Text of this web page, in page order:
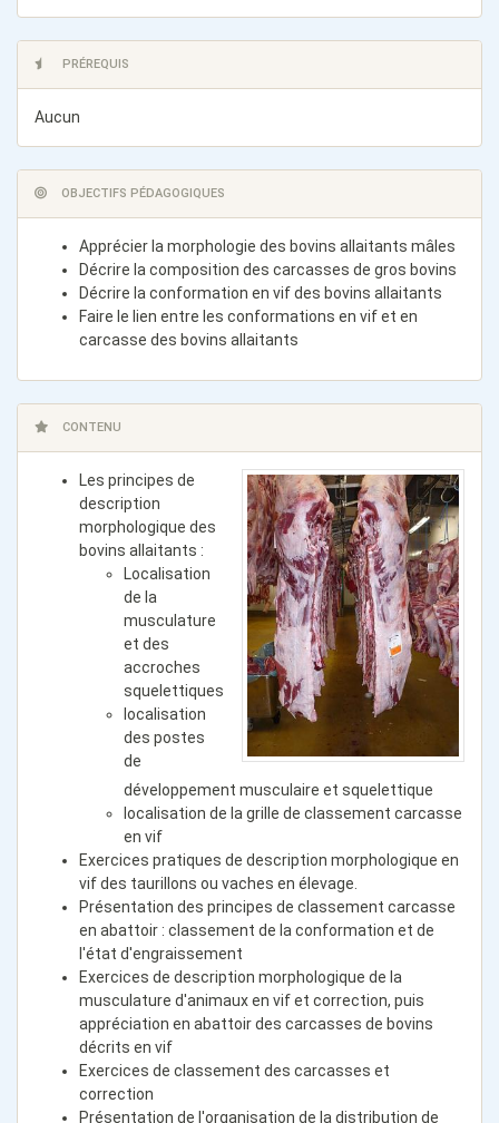
PRÉREQUIS
Aucun
OBJECTIFS PÉDAGOGIQUES
Apprécier la morphologie des bovins allaitants mâles
Décrire la composition des carcasses de gros bovins
Décrire la conformation en vif des bovins allaitants
Faire le lien entre les conformations en vif et en
carcasse des bovins allaitants
CONTENU
Les principes de
description
morphologique des
bovins allaitants :
Localisation
de la
musculature
et des
accroches
squelettiques
localisation
des postes
de
développement musculaire et squelettique
localisation de la grille de classement carcasse
en vif
Exercices pratiques de description morphologique en
vif des taurillons ou vaches en élevage.
Présentation des principes de classement carcasse
en abattoir : classement de la conformation et de
l'état d'engraissement
Exercices de description morphologique de la
musculature d'animaux en vif et correction, puis
appréciation en abattoir des carcasses de bovins
décrits en vif
Exercices de classement des carcasses et
correction
Présentation de l'organisation de la distribution de